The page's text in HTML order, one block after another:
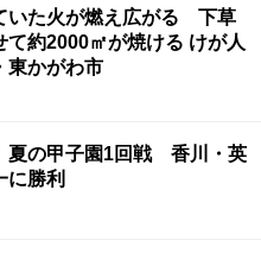
いた火が燃え広がる 下草
て約2000㎡が焼ける けが人
かがわ市
夏の甲子園1回戦 香川・英
に勝利